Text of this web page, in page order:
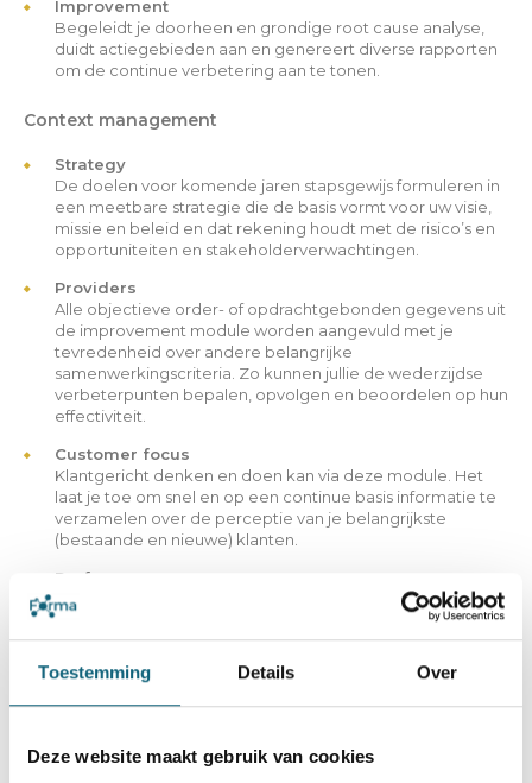
Toestemming Details Over
Deze website maakt gebruik van cookies
Improvement
Begeleidt je doorheen en grondige root cause analyse,
duidt actiegebieden aan en genereert diverse rapporten
om de continue verbetering aan te tonen.
Context management
Strategy
De doelen voor komende jaren stapsgewijs formuleren in
een meetbare strategie die de basis vormt voor uw visie,
missie en beleid en dat rekening houdt met de risico’s en
opportuniteiten en stakeholderverwachtingen.
Providers
Alle objectieve order- of opdrachtgebonden gegevens uit
de improvement module worden aangevuld met je
tevredenheid over andere belangrijke
samenwerkingscriteria. Zo kunnen jullie de wederzijdse
verbeterpunten bepalen, opvolgen en beoordelen op hun
effectiviteit.
Customer focus
Klantgericht denken en doen kan via deze module. Het
laat je toe om snel en op een continue basis informatie te
verzamelen over de perceptie van je belangrijkste
(bestaande en nieuwe) klanten.
Performance
Automatisch gegenereerde systeemgerelateerde KPI’s
die objectief aantonen in welke mate het
managementsysteem leeft en presteert.
Values & emotions